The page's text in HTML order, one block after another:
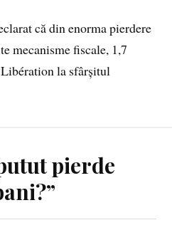
că din enorma pierdere
mecanisme fiscale, 1,7
la sfârșitul
pierde